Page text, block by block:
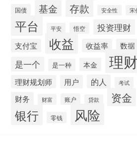
国债 基金 存款 安全性 宋
平台 平安 悟空 投资理财
支付宝 收益 收益率 数据
是一个 是一种 本金 理
理财规划师 用户 的人 考试
财务 财富 账户 贷款 资金
银行 零钱 风险